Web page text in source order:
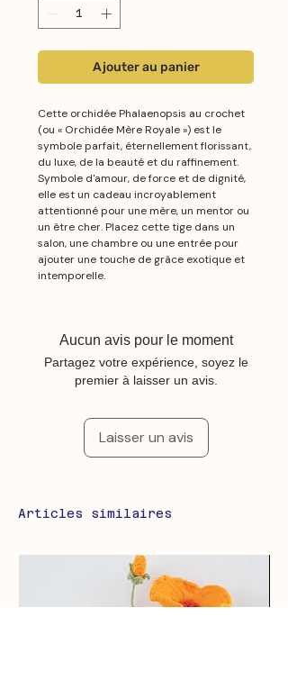
Ajouter au panier
Cette orchidée Phalaenopsis au crochet
(ou « Orchidée Mère Royale ») est le
symbole parfait, éternellement florissant,
du luxe, de la beauté et du raffinement.
Symbole d'amour, de force et de dignité,
elle est un cadeau incroyablement
attentionné pour une mère, un mentor ou
un être cher. Placez cette tige dans un
salon, une chambre ou une entrée pour
ajouter une touche de grâce exotique et
intemporelle.
Aucun avis pour le moment
Partagez votre expérience, soyez le
premier à laisser un avis.
Laisser un avis
Articles similaires